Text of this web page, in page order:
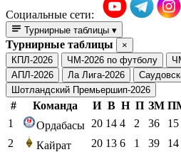
Социальные сети:
Турнирные таблицы ▾
Турнирные таблицы
×
КПЛ-2026
ЧМ-2026 по футболу
АПЛ-2026
Ла Лига-2026
Шотландский Премьершип-2026
# Команда И В Н П ЗМ
1
Ордабасы 20 14 4 2 36 15
2
Кайрат 20 13 6 1 39 14